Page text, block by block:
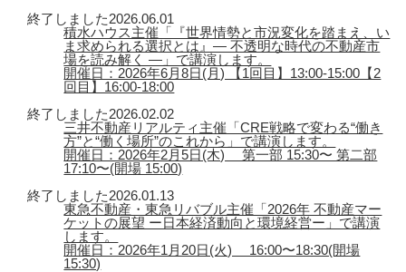
終了しました2026.06.01
積水ハウス主催「『世界情勢と市況変化を踏まえ、い
ま求められる選択とは』― 不透明な時代の不動産市
場を読み解く ―」で講演します。
開催日：2026年6月8日(月) 【1回目】13:00-15:00【2
回目】16:00-18:00
終了しました2026.02.02
三井不動産リアルティ主催「CRE戦略で変わる“働き
方”と“働く場所”のこれから」で講演します。
開催日：2026年2月5日(木) 第一部 15:30〜 第二部
17:10〜(開場 15:00)
終了しました2026.01.13
東急不動産・東急リバブル主催「2026年 不動産マー
ケットの展望 ー日本経済動向と環境経営ー」で講演
します。
開催日：2026年1月20日(火) 16:00〜18:30(開場
15:30)